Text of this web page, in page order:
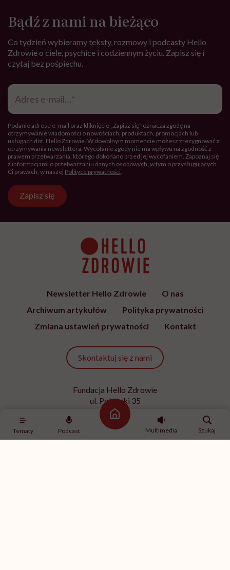
Tematy Podcast
Strona główna
Multimedia
Szukaj
Bądź z nami na bieżąco
Co tydzień wybieramy teksty, rozmowy i podcasty Hello
Zdrowie o ciele, psychice i codziennym życiu. Zapisz się i
czytaj bez pośpiechu.
Adres
mail*
Podanie adresu e-mail oraz kliknięcie „Zapisz się” oznacza zgodę na
otrzymywanie wiadomości o nowościach, produktach, promocjach lub
usługach dot. Hello Zdrowie. W dowolnym momencie możesz zrezygnować z
otrzymywania newslettera. Wycofanie zgody nie ma wpływu na zgodność z
prawem przetwarzania, którego dokonano przed jej wycofaniem. Zapoznaj się
z informacjami o przetwarzaniu danych osobowych, w tym o przysługujących
Ci prawach, w naszej Polityce prywatności
Zapisz się
Newsletter Hello Zdrowie
O nas
Archiwum artykułów
Polityka prywatności
Zmiana ustawień prywatności
Kontakt
Skontaktuj się z nami
Fundacja Hello Zdrowie
ul. Poleczki 35
02-822 Warszawa
NIP 9512613236
Kontakt z redakcją